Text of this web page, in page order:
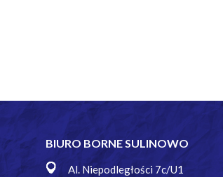
BIURO BORNE SULINOWO
Al. Niepodległości 7c/U1